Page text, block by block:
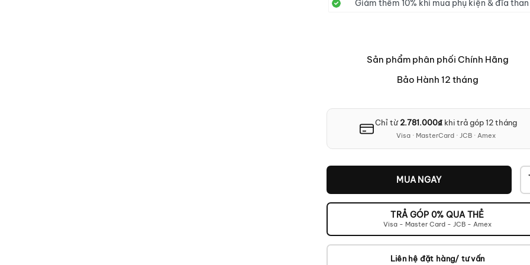
Giảm thêm 10% khi mua phụ kiện & đĩa than
Sản phẩm phân phối Chính Hãng
Bảo Hành 12 tháng
Chỉ từ 2.781.000₫khi trả góp 12 tháng
Visa · MasterCard · JCB · Amex
MUA NGAY
TRẢ GÓP 0% QUA THẺ
Visa - Master Card - JCB - Amex
Liên hệ đặt hàng/ tư vấn